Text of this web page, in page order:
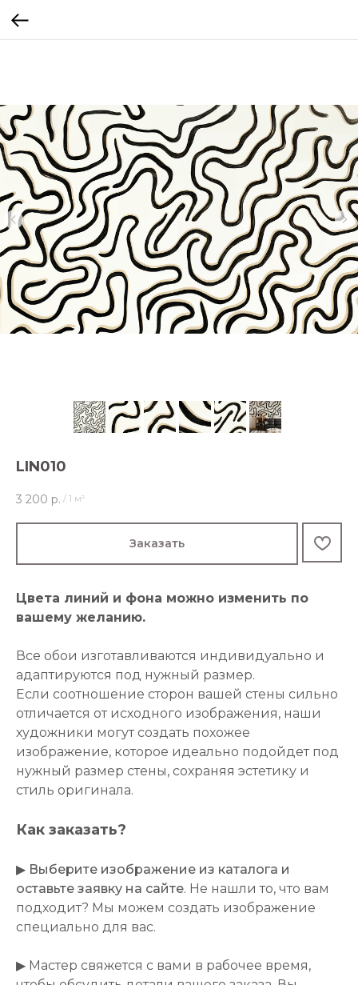
LIN010
3 200 р. / 1 м²
Заказать
Цвета линий и фона можно изменить по
вашему желанию.
Все обои изготавливаются индивидуально и
адаптируются под нужный размер.
Если соотношение сторон вашей стены сильно
отличается от исходного изображения, наши
художники могут создать похожее
изображение, которое идеально подойдет под
нужный размер стены, сохраняя эстетику и
стиль оригинала.
Как заказать?
▶ Выберите изображение из каталога и
оставьте заявку на сайте. Не нашли то, что вам
подходит? Мы можем создать изображение
специально для вас.
▶ Мастер свяжется с вами в рабочее время,